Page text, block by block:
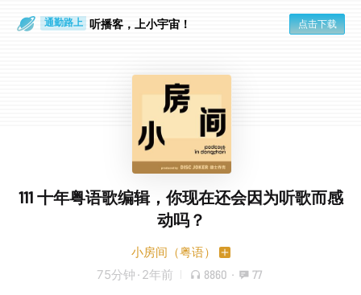
通勤路上 听播客，上小宇宙！ 点击下载
111 十年粤语歌编辑，你现在还会因为听歌而感
动吗？
小房间（粤语）
75分钟 · 2年前 8860 · 77